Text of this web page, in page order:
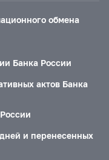
обмена
Банка России
актов Банка
и перенесенных